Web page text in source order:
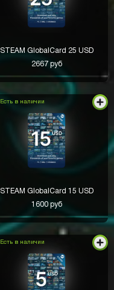
STEAM GlobalCard 25 USD
2667 руб
Есть в наличии
STEAM GlobalCard 15 USD
1600 руб
Есть в наличии